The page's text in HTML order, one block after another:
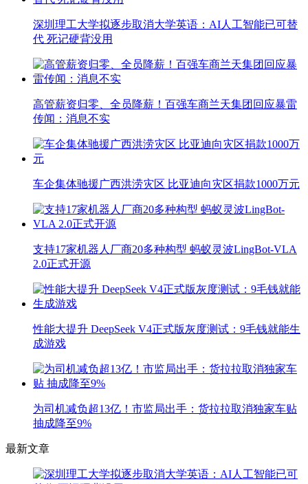
深圳理工大学拟逐步取消大学英语：AI人工智能已可替
代 死记硬背没用
高管薪资归零、全员降薪！百强车商兰天集团回应暴雷
传闻：消息不实
车企集体驰援广西洪涝灾区 比亚迪向灾区捐款1000万元
支持17家机器人厂商20多种构型 蚂蚁灵波LingBot-VLA
2.0正式开源
性能大提升 DeepSeek V4正式版灰度测试：9毛钱就能生
成游戏
为司机减负超13亿！市监局出手：货拉拉取消独家车贴
抽成降至9%
最新文章